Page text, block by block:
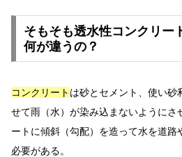
そもそも透水性コンクリー
何が違うの？
コンクリート は砂とセメント、使い砂
せて雨（水）が染み込まないようにさ
ートに傾斜（勾配）を造って水を道路
必要がある。